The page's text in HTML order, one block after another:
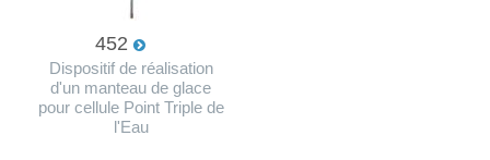
452
Dispositif de réalisation
d'un manteau de glace
pour cellule Point Triple de
l'Eau